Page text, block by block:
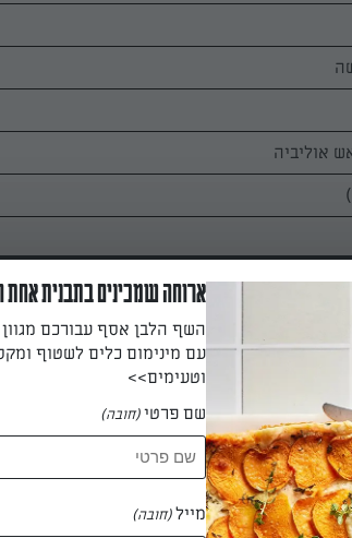
את כל החומרים יחדיו בעזרת מטרפה ולשמור
ארוחה שמכינים בתבנית אחת
השף הלבן אסף עבורכם
עם מינימום כלים לשטוף
וטעימים>>
שם פרטי(חובה)
מייל(חובה)